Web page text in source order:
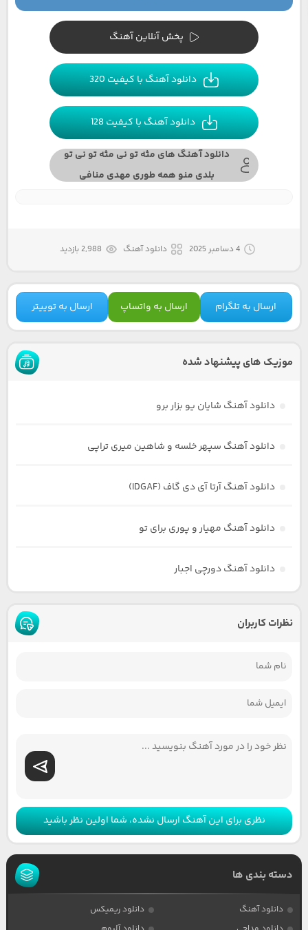
پخش آنلاین آهنگ
دانلود آهنگ با کیفیت 320
دانلود آهنگ با کیفیت 128
دانلود آهنگ های مثه تو نی مثه تو نی تو
بلدی منو همه طوری مهدی منافی
4 دسامبر 2025 دانلود آهنگ 2,988 بازدید
ارسال به تلگرام ارسال به واتساپ ارسال به توییتر
موزیک های پیشنهاد شده
دانلود آهنگ شایان یو بزار برو
دانلود آهنگ سپهر خلسه و شاهین میری تراپی
دانلود آهنگ آرتا آی دی گاف (IDGAF)
دانلود آهنگ مهیار و پوری برای تو
دانلود آهنگ دورچی اجبار
نظرات کاربران
نظری برای این آهنگ ارسال نشده، شما اولین نظر باشید
دسته بندی ها
دانلود آهنگ
دانلود ریمیکس